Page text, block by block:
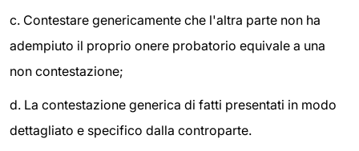
c. Contestare genericamente che l'altra parte non ha
adempiuto il proprio onere probatorio equivale a una
non contestazione;
d. La contestazione generica di fatti presentati in modo
dettagliato e specifico dalla controparte.